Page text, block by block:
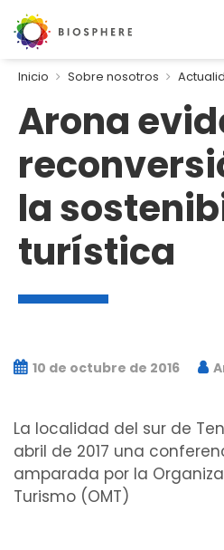
Inicio Sobre nosotros
Arona
la
turística
10 de octubre de 2016
La localidad del sur de
abril de 2017 una
amparada por la
Turismo (OMT)